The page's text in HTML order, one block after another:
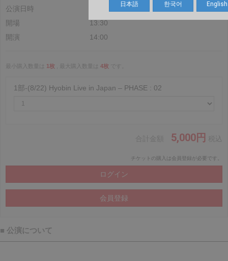
日本語 한국어 English
公演日時
2026.8.22(土)
開場
13:30
開演
14:00
最小購入数量は 1枚 , 最大購入数量は 4枚
1部-(8/22) Hyobin Live in Japan – PHASE : 02
5,000円
チケットの購入は会員登録が必要です。
■ 公演について